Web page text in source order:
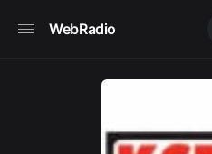
WebRadio